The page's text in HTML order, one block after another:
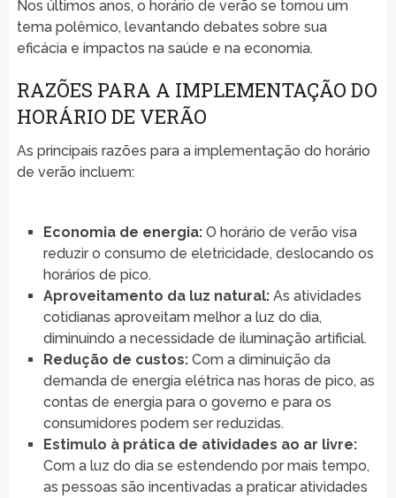
Nos últimos anos, o horário de verão se tornou um
tema polêmico, levantando debates sobre sua
eficácia e impactos na saúde e na economia.
RAZÕES PARA A IMPLEMENTAÇÃO DO
HORÁRIO DE VERÃO
As principais razões para a implementação do horário
de verão incluem:
Economia de energia:O horário de verão visa
reduzir o consumo de eletricidade, deslocando os
horários de pico.
Aproveitamento da luz natural:As atividades
cotidianas aproveitam melhor a luz do dia,
diminuindo a necessidade de iluminação artificial.
Redução de custos:Com a diminuição da
demanda de energia elétrica nas horas de pico, as
contas de energia para o governo e para os
consumidores podem ser reduzidas.
Estimulo à prática de atividades ao ar livre:
Com a luz do dia se estendendo por mais tempo,
as pessoas são incentivadas a praticar atividades